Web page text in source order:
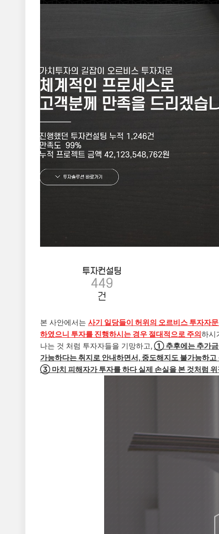
본 사안에서는 사기 일당들이 허위의 오르비스 투자자
하였으니 투자를 진행하시는 경우 절대적으로 주의하시
나는 것 처럼 투자자들을 기망하고, ① 추후에는 추가
가능하다는 취지로 안내하면서, 중도해지도 불가능하
③ 마치 피해자가 투자를 하다 실제 손실을 본 것처럼